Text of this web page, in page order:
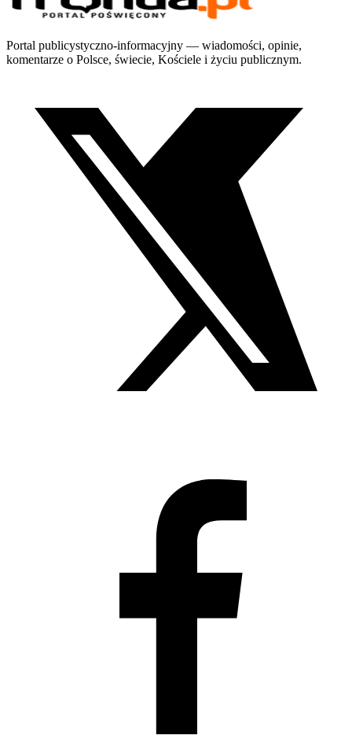
Portal publicystyczno-informacyjny — wiadomości, opinie,
komentarze o Polsce, świecie, Kościele i życiu publicznym.